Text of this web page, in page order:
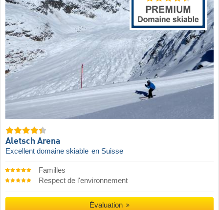
Aletsch Arena
Excellent domaine skiable en Suisse
Familles
Respect de l'environnement
Évaluation